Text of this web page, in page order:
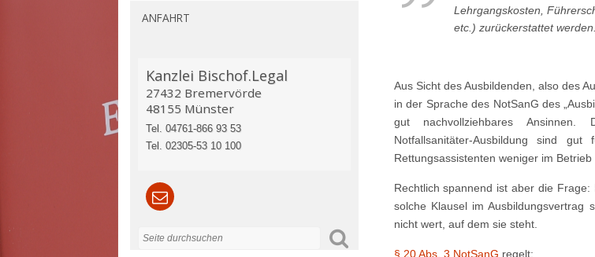
ANFAHRT
Kanzlei Bischof.Legal
27432 Bremervörde
48155 Münster
Tel. 04761-866 93 53
Tel. 02305-53 10 100
Lehrgangskosten,
etc.) zurückerstattet werden.
Aus Sicht des Ausbildenden, also des
in der Sprache des NotSanG des
gut nachvollziehbares
Notfallsanitäter-Ausbildung sind
Rettungsassistenten weniger im
Rechtlich spannend ist aber die
solche Klausel im
nicht wert, auf dem sie steht.
§ 20 Abs. 3 NotSanG regelt: